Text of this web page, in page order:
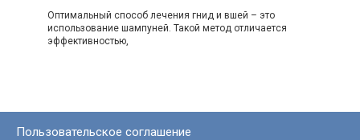
Оптимальный способ лечения гнид и вшей – это
использование шампуней. Такой метод отличается
эффективностью,
Пользовательское соглашение